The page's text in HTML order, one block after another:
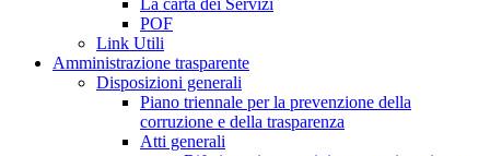
La carta dei Servizi
POF
Link Utili
Amministrazione trasparente
Disposizioni generali
Piano triennale per la prevenzione della
corruzione e della trasparenza
Atti generali